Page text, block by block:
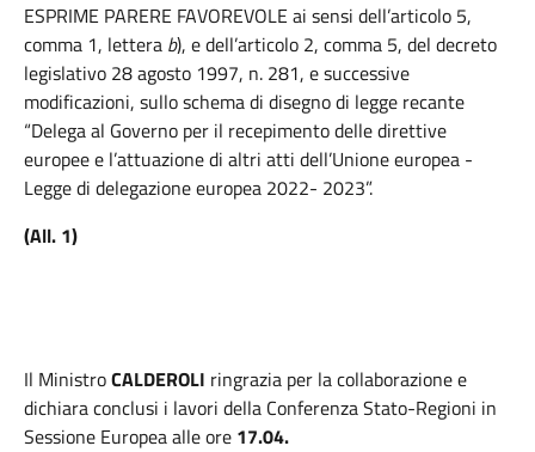
ESPRIME PARERE FAVOREVOLE ai sensi dell’articolo 5,
comma 1, lettera b), e dell’articolo 2, comma 5, del decreto
legislativo 28 agosto 1997, n. 281, e successive
modificazioni, sullo schema di disegno di legge recante
“Delega al Governo per il recepimento delle direttive
europee e l’attuazione di altri atti dell’Unione europea -
Legge di delegazione europea 2022- 2023”.
(All. 1)
Il MinistroCALDEROLI ringrazia per la collaborazione e
dichiara conclusi i lavori della Conferenza Stato-Regioni in
Sessione Europea alle ore 17.04.